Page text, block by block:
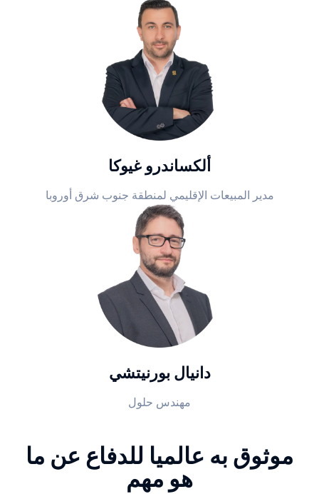
ألكساندرو غيوكا
مدير المبيعات الإقليمي لمنطقة جنوب شرق أوروبا
دانيال بورنيتشي
مهندس حلول
موثوق به عالميا للدفاع عن ما
هو مهم